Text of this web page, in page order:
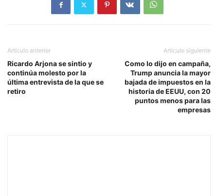
Artículo anterior
Ricardo Arjona se sintio y
continúa molesto por la
última entrevista de la que se
retiro
Artículo siguiente
Como lo dijo en campaña,
Trump anuncia la mayor
bajada de impuestos en la
historia de EEUU, con 20
puntos menos para las
empresas